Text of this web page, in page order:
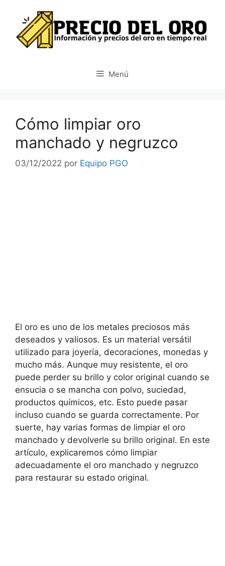
contenido
Menú
Cómo limpiar oro
manchado y negruzco
03/12/2022 por Equipo PGO
El oro es uno de los metales preciosos más
deseados y valiosos. Es un material versátil
utilizado para joyería, decoraciones, monedas y
mucho más. Aunque muy resistente, el oro
puede perder su brillo y color original cuando se
ensucia o se mancha con polvo, suciedad,
productos químicos, etc. Esto puede pasar
incluso cuando se guarda correctamente. Por
suerte, hay varias formas de limpiar el oro
manchado y devolverle su brillo original. En este
artículo, explicaremos cómo limpiar
adecuadamente el oro manchado y negruzco
para restaurar su estado original.